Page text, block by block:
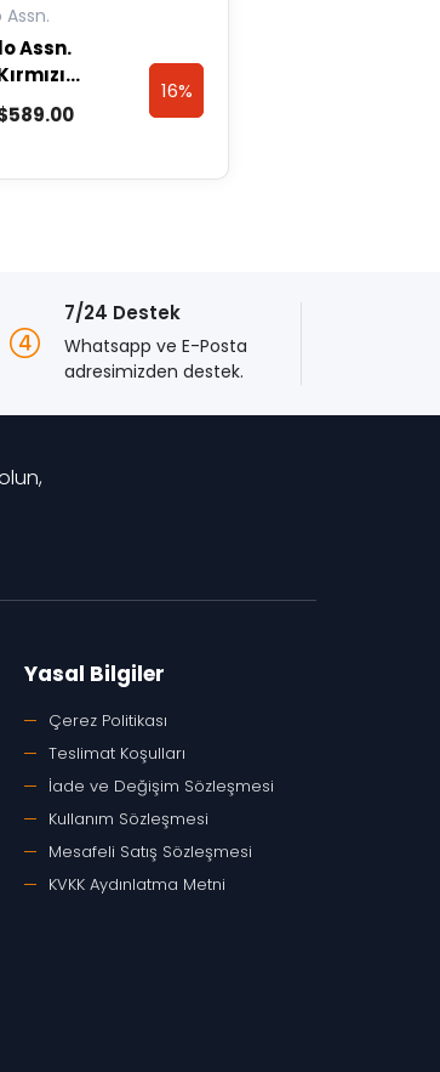
16%
Assn.
Assn.
VR030
589.00
16%
7/24 Destek
Whatsapp ve E-Posta
adresimizden destek.
Yasal Bilgiler
Çerez Politikası
Teslimat Koşulları
İade ve Değişim Sözleşmesi
Kullanım Sözleşmesi
Mesafeli Satış Sözleşmesi
KVKK Aydınlatma Metni